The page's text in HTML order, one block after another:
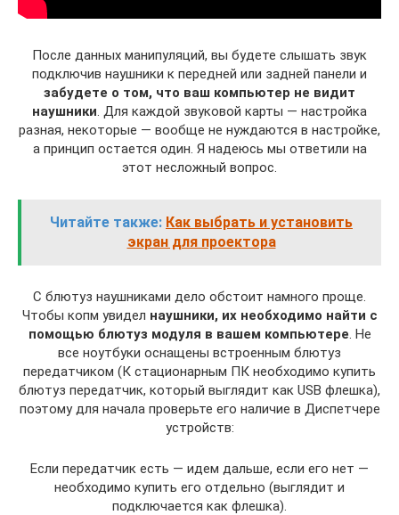
После данных манипуляций, вы будете слышать звук
подключив наушники к передней или задней панели и
забудете о том, что ваш компьютер не видит
наушники. Для каждой звуковой карты — настройка
разная, некоторые — вообще не нуждаются в настройке,
а принцип остается один. Я надеюсь мы ответили на
этот несложный вопрос.
Читайте также: Как выбрать и установить
экран для проектора
C блютуз наушниками дело обстоит намного проще.
Чтобы копм увидел наушники, их необходимо найти с
помощью блютуз модуля в вашем компьютере. Не
все ноутбуки оснащены встроенным блютуз
передатчиком (К стационарным ПК необходимо купить
блютуз передатчик, который выглядит как USB флешка),
поэтому для начала проверьте его наличие в Диспетчере
устройств:
Если передатчик есть — идем дальше, если его нет —
необходимо купить его отдельно (выглядит и
подключается как флешка).